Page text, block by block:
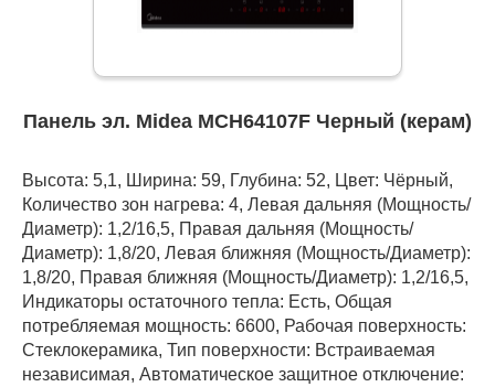
Панель эл. Midea MCH64107F Черный (керам)
Высота: 5,1, Ширина: 59, Глубина: 52, Цвет: Чёрный,
Количество зон нагрева: 4, Левая дальняя (Мощность/
Диаметр): 1,2/16,5, Правая дальняя (Мощность/
Диаметр): 1,8/20, Левая ближняя (Мощность/Диаметр):
1,8/20, Правая ближняя (Мощность/Диаметр): 1,2/16,5,
Индикаторы остаточного тепла: Есть, Общая
потребляемая мощность: 6600, Рабочая поверхность:
Стеклокерамика, Тип поверхности: Встраиваемая
независимая, Автоматическое защитное отключение: